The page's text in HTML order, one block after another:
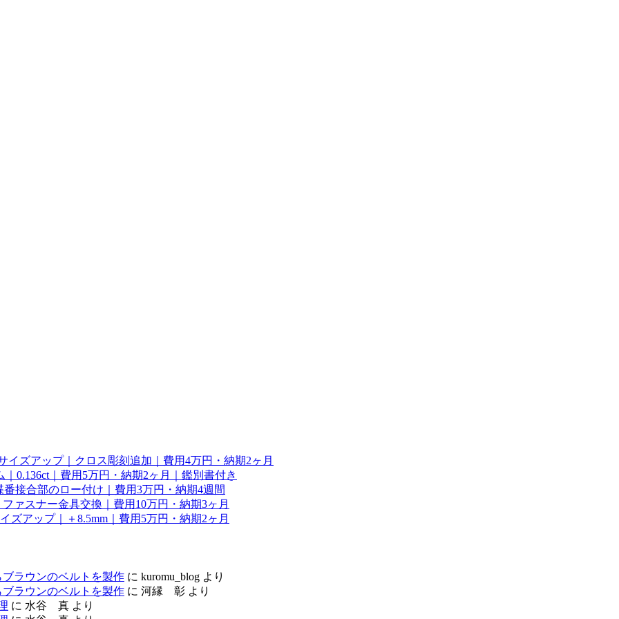
ズアップ｜クロス彫刻追加｜費用4万円・納期2ヶ月
0.136ct｜費用5万円・納期2ヶ月｜鑑別書付き
接合部のロー付け｜費用3万円・納期4週間
ァスナー金具交換｜費用10万円・納期3ヶ月
アップ｜＋8.5mm｜費用5万円・納期2ヶ月
ラウンのベルトを製作 に kuromu_blog より
ラウンのベルトを製作 に 河縁 彰 より
に 水谷 真 より